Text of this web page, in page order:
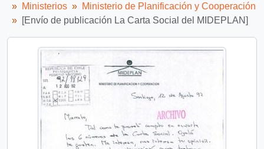
Ministerios
Ministerio de Planificación y Cooperación
[Envío de publicación La Carta Social del MIDEPLAN]